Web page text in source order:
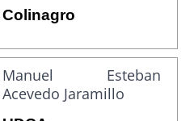
Colinagro
Manuel Esteban
Acevedo Jaramillo